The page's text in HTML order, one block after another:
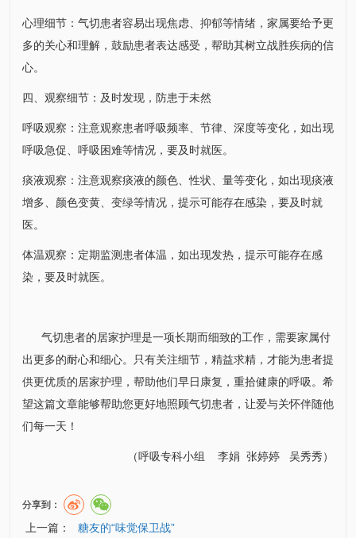
心理细节：气切患者容易出现焦虑、抑郁等情绪，家属要给予更
多的关心和理解，鼓励患者表达感受，帮助其树立战胜疾病的信
心。
四、观察细节：及时发现，防患于未然
呼吸观察：注意观察患者呼吸频率、节律、深度等变化，如出现
呼吸急促、呼吸困难等情况，要及时就医。
痰液观察：注意观察痰液的颜色、性状、量等变化，如出现痰液
增多、颜色变黄、变绿等情况，提示可能存在感染，要及时就
医。
体温观察：定期监测患者体温，如出现发热，提示可能存在感
染，要及时就医。
气切患者的居家护理是一项长期而细致的工作，需要家属付
出更多的耐心和细心。只有关注细节，精益求精，才能为患者提
供更优质的居家护理，帮助他们早日康复，重拾健康的呼吸。希
望这篇文章能够帮助您更好地照顾气切患者，让爱与关怀伴随他
们每一天！
（呼吸专科小组李娟 张婷婷 吴秀秀）
分享到：
上一篇： 糖友的“味觉保卫战”